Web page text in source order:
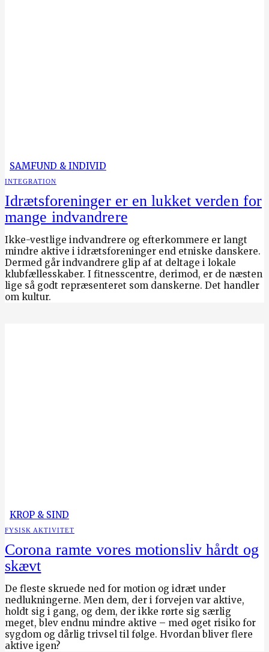
SAMFUND & INDIVID
INTEGRATION
Idrætsforeninger er en lukket verden for
mange indvandrere
Ikke-vestlige indvandrere og efterkommere er langt
mindre aktive i idrætsforeninger end etniske danskere.
Dermed går indvandrere glip af at deltage i lokale
klubfællesskaber. I fitnesscentre, derimod, er de næsten
lige så godt repræsenteret som danskerne. Det handler
om kultur.
KROP & SIND
FYSISK AKTIVITET
Corona ramte vores motionsliv hårdt og
skævt
De fleste skruede ned for motion og idræt under
nedlukningerne. Men dem, der i forvejen var aktive,
holdt sig i gang, og dem, der ikke rørte sig særlig
meget, blev endnu mindre aktive – med øget risiko for
sygdom og dårlig trivsel til følge. Hvordan bliver flere
aktive igen?